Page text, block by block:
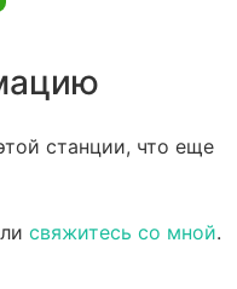
станции, что еще
свяжитесь со мной.